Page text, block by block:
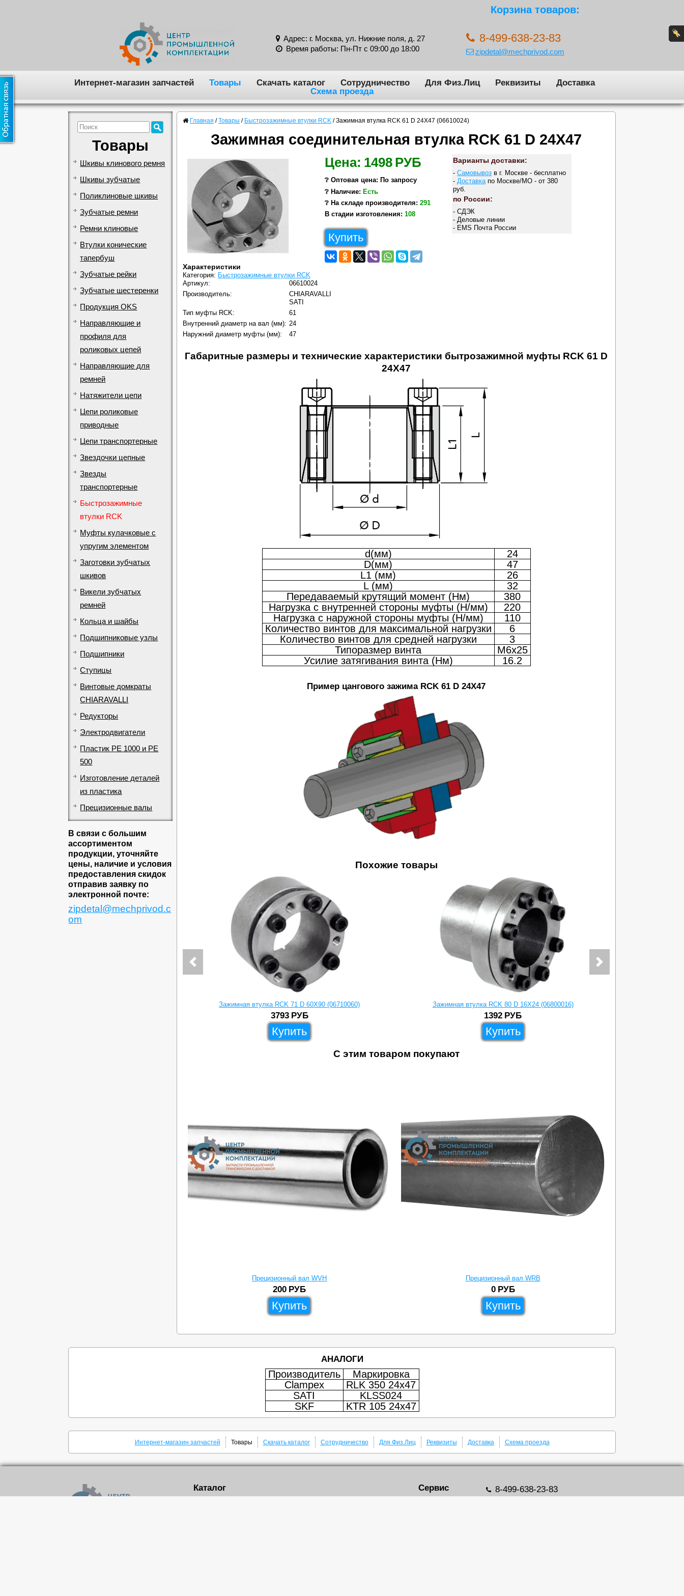
Корзина товаров:
Адрес: г. Москва, ул. Нижние поля, д. 27
Время работы: Пн-Пт с 09:00 до 18:00
8-499-638-23-83
zipdetal@mechprivod.com
Интернет-магазин запчастей Товары Скачать каталог Сотрудничество Для Физ.Лиц Реквизиты
Доставка
Схема проезда
Товары
Шкивы клинового ремня
Шкивы зубчатые
Поликлиновые шкивы
Зубчатые ремни
Ремни клиновые
Втулки конические
тапербуш
Зубчатые рейки
Зубчатые шестеренки
Продукция OKS
Направляющие и
профиля для
роликовых цепей
Направляющие для
ремней
Натяжители цепи
Цепи роликовые
приводные
Цепи транспортерные
Звездочки цепные
Звезды
транспортерные
Быстрозажимные
втулки RCK
Муфты кулачковые с
упругим элементом
Заготовки зубчатых
шкивов
Викели зубчатых
ремней
Кольца и шайбы
Подшипниковые узлы
Подшипники
Ступицы
Винтовые домкраты
CHIARAVALLI
Редукторы
Электродвигатели
Пластик PE 1000 и PE
500
Изготовление деталей
из пластика
Прецизионные валы
В связи с большим
ассортиментом
продукции, уточняйте
цены, наличие и условия
предоставления скидок
отправив заявку по
электронной почте:
zipdetal@mechprivod.c
om
Главная / Товары / Быстрозажимные втулки RCK / Зажимная втулка RCK 61 D 24X47 (06610024)
Зажимная соединительная втулка RCK 61 D 24X47
Цена: 1498 РУБ
❔ Оптовая цена: По запросу
❔ Наличие: Есть
❔ На складе производителя: 291
В стадии изготовления: 108
Купить
Варианты доставки:
-Самовывоз в г. Москве - бесплатно
- Доставка по Москве/МО - от 380
руб.
по России:
- СДЭК
- Деловые линии
- EMS Почта России
Характеристики
Категория: Быстрозажимные втулки RCK
Артикул:
06610024
Производитель:
CHIARAVALLI
SATI
Тип муфты RCK:
61
Внутренний диаметр на вал (мм): 24
Наружний диаметр муфты (мм):
47
Габаритные размеры и технические характеристики бытрозажимной муфты RCK 61 D
24X47
d(мм)
24
D(мм)
47
L1 (мм)
26
L (мм)
32
Передаваемый крутящий момент (Нм)
380
Нагрузка с внутренней стороны муфты (Н/мм)
220
Нагрузка с наружной стороны муфты (Н/мм)
110
Количество винтов для максимальной нагрузки
6
Количество винтов для средней нагрузки
3
Типоразмер винта
M6x25
Усилие затягивания винта (Нм)
16.2
Пример цангового зажима RCK 61 D 24X47
Похожие товары
Зажимная втулка RCK 71 D 60X90 (06710060)
3793 РУБ
Купить
Зажимная втулка RCK 80 D 16X24 (06800016)
1392 РУБ
Купить
С этим товаром покупают
Прецизионный вал WVH
200 РУБ
Купить
Прецизионный вал WRB
0 РУБ
Купить
АНАЛОГИ
Производитель
Маркировка
Clampex
RLK 350 24x47
SATI
KLSS024
SKF
KTR 105 24x47
Интернет-магазин запчастей Товары Скачать каталог Сотрудничество Для Физ.Лиц Реквизиты Доставка Схема проезда
Каталог Сервис
8-499-638-23-83